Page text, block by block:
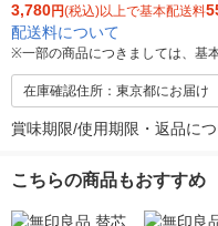
3,780円(税込)以上で基本配送料
配送料について
※一部の商品につきましては、基
在庫確認住所：東京都にお届け
賞味期限/使用期限・返品に
こちらの商品もおすすめ